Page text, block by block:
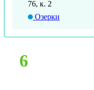
76, к. 2
Озерки
6